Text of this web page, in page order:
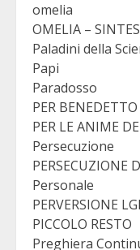
omelia
OMELIA –
Paladini della
Papi
Paradosso
PER BENEDETTO
PER LE ANIME
Persecuzione
PERSECUZIONE
Personale
PERVERSIONE
PICCOLO RESTO
Preghiera